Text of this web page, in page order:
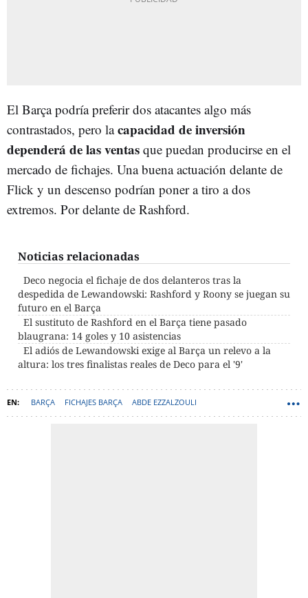
El Barça podría preferir dos atacantes algo más
contrastados, pero lacapacidad de inversión
dependerá de las ventas que puedan producirse en el
mercado de fichajes. Una buena actuación delante de
Flick y un descenso podrían poner a tiro a dos
extremos. Por delante de Rashford.
Noticias relacionadas
Deco negocia el fichaje de dos delanteros tras la
despedida de Lewandowski: Rashford y Roony se juegan su
futuro en el Barça
El sustituto de Rashford en el Barça tiene pasado
blaugrana: 14 goles y 10 asistencias
El adiós de Lewandowski exige al Barça un relevo a la
altura: los tres finalistas reales de Deco para el '9'
BARÇA FICHAJES BARÇA ABDE EZZALZOULI